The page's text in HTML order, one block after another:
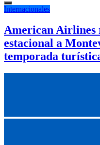
Internacionales
American Airlines
estacional a
temporada